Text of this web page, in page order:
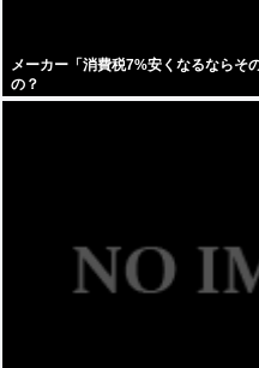
メーカー「消費税7%安くなるならそ
の？